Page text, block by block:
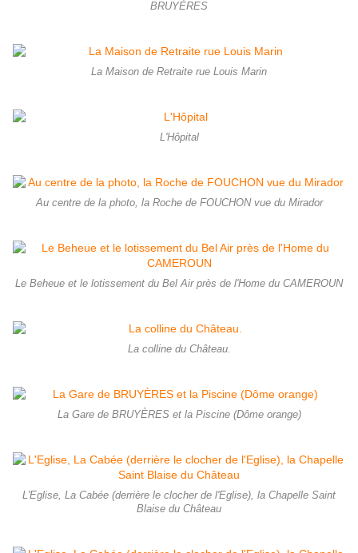
BRUYÈRES
La Maison de Retraite rue Louis Marin
L'Hôpital
Au centre de la photo, la Roche de FOUCHON vue du Mirador
Le Beheue et le lotissement du Bel Air près de l'Home du CAMEROUN
La colline du Château.
La Gare de BRUYÈRES et la Piscine (Dôme orange)
L'Eglise, La Cabée (derrière le clocher de l'Eglise), la Chapelle Saint
Blaise du Château